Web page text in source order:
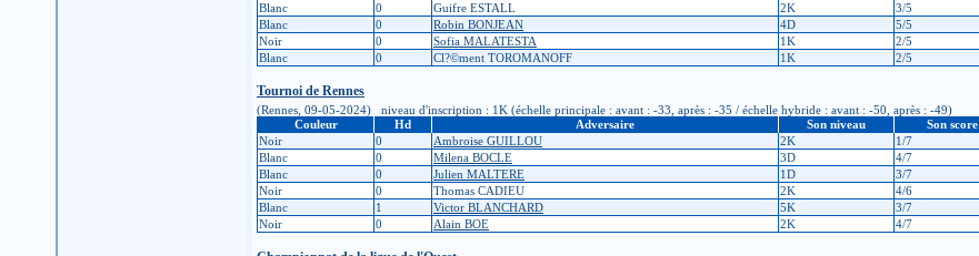
Blanc
0 Guifre ESTALL 2K 3/5
Blanc
0 Robin BONJEAN 4D 5/5
Noir
0 Sofia MALATESTA 1K 2/5
Blanc
0 Cl?©ment TOROMANOFF 1K 2/5
Tournoi de Rennes
(Rennes, 09-05-2024) niveau d'inscription : 1K (échelle principale : avant : -33, après : -35 / échelle hybride : avant : -50, après : -49)
Couleur
Hd Adversaire Son niveau Son score
Noir
0 Ambroise GUILLOU 2K 1/7
Blanc
0 Milena BOCLE 3D 4/7
Blanc
0 Julien MALTERE 1D 3/7
Noir
0 Thomas CADIEU 2K 4/6
Blanc
1 Victor BLANCHARD 5K 3/7
Noir
0 Alain BOE 2K 4/7